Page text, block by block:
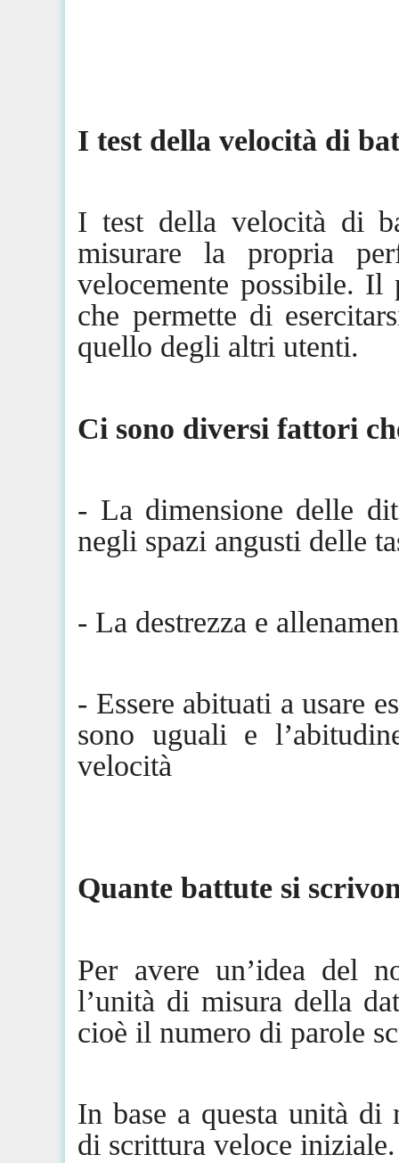
I test della velocità di
I test della velocità di
misurare la propria
velocemente possibile.
che permette di
quello degli altri utenti.
Ci sono diversi fattori
- La dimensione delle
negli spazi angusti delle
- La destrezza e
- Essere abituati a usare
sono uguali e
velocità
Quante battute si
Per avere un’idea del
l’unità di misura della
cioè il numero di parole
In base a questa unità di
di scrittura veloce iniziale.